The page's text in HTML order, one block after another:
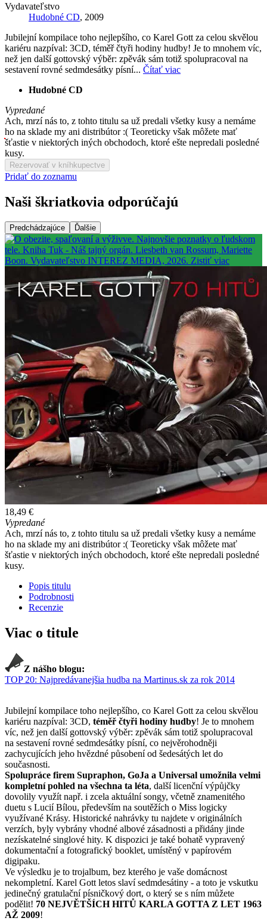
Vydavateľstvo
Hudobné CD, 2009
Jubilejní kompilace toho nejlepšího, co Karel Gott za celou skvělou
kariéru nazpíval: 3CD, téměř čtyři hodiny hudby! Je to mnohem víc,
než jen další gottovský výběr: zpěvák sám totiž spolupracoval na
sestavení rovné sedmdesátky písní... Čítať viac
Hudobné CD
Vypredané
Ach, mrzí nás to, z tohto titulu sa už predali všetky kusy a nemáme
ho na sklade my ani distribútor :( Teoreticky však môžete mať
šťastie v niektorých iných obchodoch, ktoré ešte nepredali posledné
kusy.
Rezervovať v kníhkupectve
Pridať do zoznamu
Naši škriatkovia odporúčajú
Predchádzajúce Ďalšie
18,49 €
Vypredané
Ach, mrzí nás to, z tohto titulu sa už predali všetky kusy a nemáme
ho na sklade my ani distribútor :( Teoreticky však môžete mať
šťastie v niektorých iných obchodoch, ktoré ešte nepredali posledné
kusy.
Popis titulu
Podrobnosti
Recenzie
Viac o titule
Z nášho blogu:
TOP 20: Najpredávanejšia hudba na Martinus.sk za rok 2014
Jubilejní kompilace toho nejlepšího, co Karel Gott za celou skvělou
kariéru nazpíval: 3CD, téměř čtyři hodiny hudby! Je to mnohem
víc, než jen další gottovský výběr: zpěvák sám totiž spolupracoval
na sestavení rovné sedmdesátky písní, co nejvěrohodněji
zachycujících jeho hvězdné působení od šedesátých let do
současnosti.
Spolupráce firem Supraphon, GoJa a Universal umožnila velmi
kompletní pohled na všechna ta léta, další licenční výpůjčky
dovolily využít např. i zcela aktuální songy, včetně znamenitého
duetu s Lucií Bílou, především na soutěžích o Miss logicky
využívané Krásy. Historické nahrávky tu najdete v originálních
verzích, byly vybrány vhodné albové zásadnosti a přidány jinde
nezískatelné singlové hity. K dispozici je také bohatě vypravený
dokumentační a fotografický booklet, umístěný v papírovém
digipaku.
Ve výsledku je to trojalbum, bez kterého je vaše domácnost
nekompletní. Karel Gott letos slaví sedmdesátiny - a toto je vskutku
jedinečný gratulační písničkový dort, o který se s ním můžete
podělit! 70 NEJVĚTŠÍCH HITŮ KARLA GOTTA Z LET 1963
AŽ 2009!